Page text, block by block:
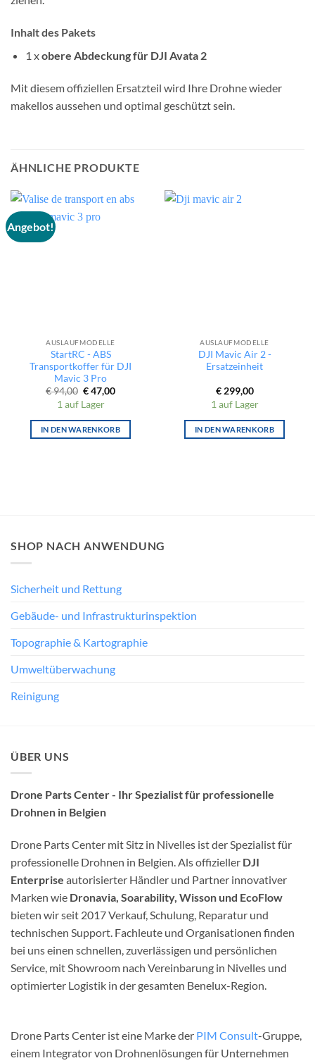
Inhalt des Pakets
1 xobere Abdeckung für DJI Avata 2
Mit diesem offiziellen Ersatzteil wird Ihre Drohne wieder
makellos aussehen und optimal geschützt sein.
ÄHNLICHE PRODUKTE
Angebot!
AUSLAUFMODELLE
StartRC - ABS
Transportkoffer für DJI
Mavic 3 Pro
€94,00 Ursprünglicher
Preis
war:
€ 94,00
€47,00Aktueller
€ 47,00.
1 auf Lager
IN DEN WARENKORB
AUSLAUFMODELLE
DJI Mavic Air 2 -
Ersatzeinheit
€299,00
1 auf Lager
IN DEN WARENKORB
SHOP NACH ANWENDUNG
Sicherheit und Rettung
Gebäude- und Infrastrukturinspektion
Topographie & Kartographie
Umweltüberwachung
Reinigung
ÜBER UNS
Drone Parts Center - Ihr Spezialist für professionelle
Drohnen in Belgien
Drone Parts Center mit Sitz in Nivelles ist der Spezialist für
professionelle Drohnen in Belgien. Als offizieller DJI
Enterprise autorisierter Händler und Partner innovativer
Marken wie Dronavia, Soarability, Wisson und EcoFlow
bieten wir seit 2017 Verkauf, Schulung, Reparatur und
technischen Support. Fachleute und Organisationen finden
bei uns einen schnellen, zuverlässigen und persönlichen
Service, mit Showroom nach Vereinbarung in Nivelles und
optimierter Logistik in der gesamten Benelux-Region.
Drone Parts Center ist eine Marke der PIM Consult-Gruppe,
einem Integrator von Drohnenlösungen für Unternehmen